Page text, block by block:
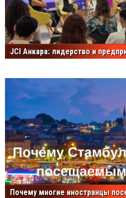
JCI Анкара: лидерство и
Почему многие иностранцы